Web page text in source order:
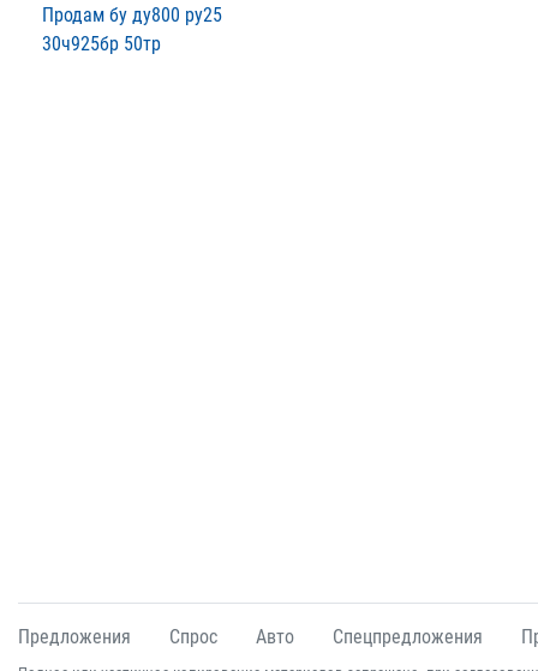
Продам бу ду800 ру25
30ч925бр 50тр
Предложения Спрос Авто Спецпредложения